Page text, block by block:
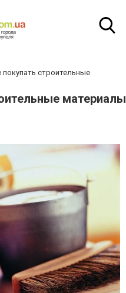
покупать строительные
материалы